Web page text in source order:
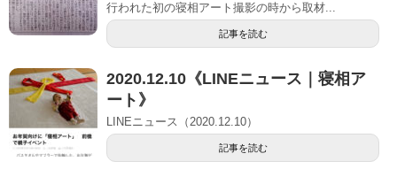
行われた初の寝相アート撮影の時から取材...
記事を読む
2020.12.10《LINEニュース｜寝相ア
ート》
LINEニュース（2020.12.10）
記事を読む